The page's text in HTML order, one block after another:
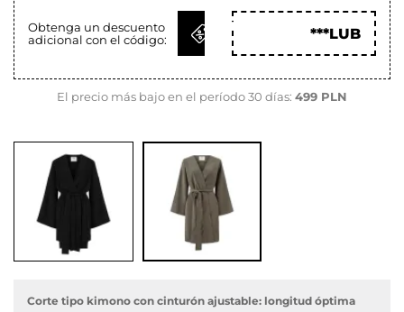
Obtenga un descuento
adicional con el código:
OBTENER
***LUB
El precio más bajo en el período 30 días: 499 PLN
Corte tipo kimono con cinturón ajustable: longitud óptima